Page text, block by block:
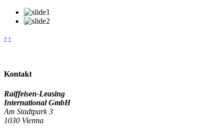
‹ ›
Kontakt
Raiffeisen-Leasing
International GmbH
Am Stadtpark 3
1030 Vienna